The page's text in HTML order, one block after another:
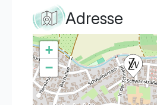
Adresse
+
−